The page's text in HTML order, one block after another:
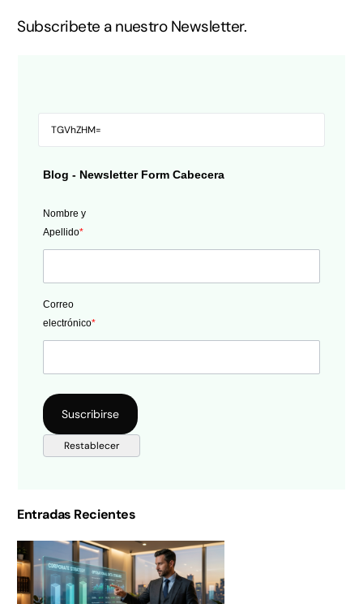
Subscribete a nuestro Newsletter.
Blog - Newsletter Form Cabecera
Nombre y
Apellido*
Correo
electrónico*
Entradas Recientes